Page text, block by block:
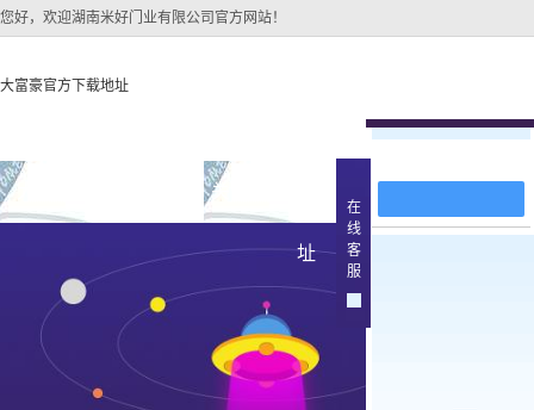
您好，欢迎湖南米好门业有限公司官方网站！
大富豪官方下载地址
关于大富豪官方下载地
址
大富豪官方下载地址的
简介
大富豪官方下载地址的
文化
组织架构
公司团队
在
线
客
服